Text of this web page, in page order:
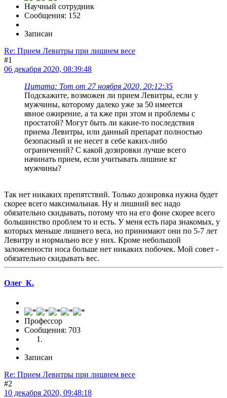
Научный сотрудник
Сообщения: 152
Записан
Re: Прием Левитры при лишнем весе
#1
06 декабря 2020, 08:39:48
Цитата: Tom от 27 ноября 2020, 20:12:35
Подскажите, возможен ли прием Левитры, если у
мужчины, которому далеко уже за 50 имеется
явное ожирение, а та кже при этом и проблемы с
простатой? Могут быть ли какие-то последствия
приема Левитры, или данный препарат полностью
безопасный и не несет в себе каких-либо
ограничений? С какой дозировки лучше всего
начинать прием, если учитывать лишние кг
мужчины?
Так нет никаких препятствий. Только дозировка нужна будет
скорее всего максимальная. Ну и лишний вес надо
обязательно скидывать, потому что на его фоне скорее всего
большинство проблем то и есть. У меня есть пара знакомых, у
которых меньше лишнего веса, но принимают они по 5-7 лет
Левитру и нормально все у них. Кроме небольшой
заложенности носа больше нет никаких побочек. Мой совет -
обязательно скидывать вес.
Олег_К.
Профессор
Сообщения: 703
Записан
Re: Прием Левитры при лишнем весе
#2
10 декабря 2020, 09:48:18